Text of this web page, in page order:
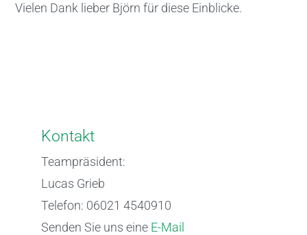
Vielen Dank lieber Björn für diese Einblicke.
Kontakt
Teampräsident:
Lucas Grieb
Telefon: 06021 4540910
Senden Sie uns eine E-Mail